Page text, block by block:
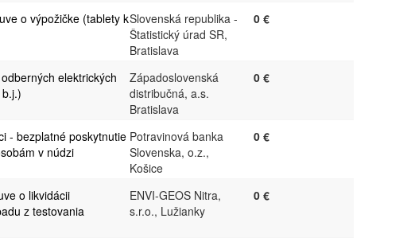
o výpožičke (tablety kSlovenská republika -
Štatistický úrad SR,
Bratislava
0 €
elektrických
Západoslovenská
distribučná, a.s.
Bratislava
0 €
- bezplatné poskytnutie
v núdzi
Potravinová banka
Slovenska, o.z.,
Košice
0 €
o likvidácii
z testovania
ENVI-GEOS Nitra,
s.r.o., Lužianky
0 €